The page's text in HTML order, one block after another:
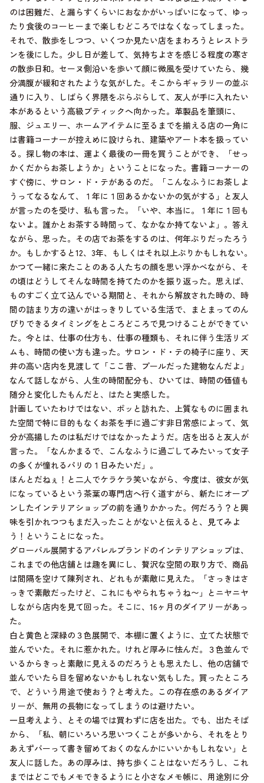
のは困難だ、と漏らすくらいにおなかがいっぱいになって、ゆっ
たり食後のコーヒーまで楽しむどころではなくなってしまった。
それで、散歩をしつつ、いくつか見たい店をまわろうとレストラ
ンを後にした。少し日が差して、気持ちよさを感じる程度の寒さ
の散歩日和。セーヌ側沿いを歩いて顔に微風を受けていたら、幾
分満腹が緩和されたような気がした。そこからギャラリーの並ぶ
通りに入り、しばらく界隈をぷらぷらして、友人が手に入れたい
本があるという高級ブティックへ向かった。革製品を筆頭に、
服、ジュエリー、ホームアイテムに至るまでを揃える店の一角に
は書籍コーナーが控えめに設けられ、建築やアート本を扱ってい
る。探し物の本は、運よく最後の一冊を買うことができ、「せっ
かくだからお茶しようか」ということになった。書籍コーナーの
すぐ傍に、サロン・ド・テがあるのだ。「こんなふうにお茶しよ
うってなるなんて、１年に１回あるかないかの気がする」と友人
が言ったのを受け、私も言った。「いや、本当に。１年に１回も
ないよ。誰かとお茶する時間って、なかなか持てないよ」。答え
ながら、思った。その店でお茶をするのは、何年ぶりだったろう
か。もしかすると12、3年、もしくはそれ以上ぶりかもしれない。
かつて一緒に来たことのある人たちの顔を思い浮かべながら、そ
の頃はどうしてそんな時間を持てたのかを振り返った。思えば、
ものすごく立て込んでいる期間と、それから解放された時の、時
間の詰まり方の違いがはっきりしている生活で、まとまってのん
びりできるタイミングをところどころで見つけることができてい
た。今とは、仕事の仕方も、仕事の種類も、それに伴う生活リズ
ムも、時間の使い方も違った。サロン・ド・テの椅子に座り、天
井の高い店内を見渡して「ここ昔、プールだった建物なんだよ」
なんて話しながら、人生の時間配分も、ひいては、時間の価値も
随分と変化したもんだと、はたと実感した。
計画していたわけではない、ポッと訪れた、上質なものに囲まれ
た空間で特に目的もなくお茶を手に過ごす非日常感によって、気
分が高揚したのは私だけではなかったようだ。店を出ると友人が
言った。「なんかまるで、こんなふうに過ごしてみたいって女子
の多くが憧れるパリの１日みたいだ」。
ほんとだねぇ！と二人でケラケラ笑いながら、今度は、彼女が気
になっているという茶葉の専門店へ行く道すがら、新たにオープ
ンしたインテリアショップの前を通りかかった。何だろう？と興
味を引かれつつもまだ入ったことがないと伝えると、見てみよ
う！ということになった。
グローバル展開するアパレルブランドのインテリアショップは、
これまでの他店舗とは趣を異にし、贅沢な空間の取り方で、商品
は間隔を空けて陳列され、どれもが素敵に見えた。「さっきはさ
っきで素敵だったけど、これにもやられちゃうね〜」とニヤニヤ
しながら店内を見て回った。そこに、16ヶ月のダイアリーがあっ
た。
白と黄色と深緑の３色展開で、本棚に置くように、立てた状態で
並んでいた。それに惹かれた。けれど厚みに怯んだ。３色並んで
いるからきっと素敵に見えるのだろうとも思えたし、他の店舗で
並んでいたら目を留めないかもしれない気もした。買ったところ
で、どういう用途で使おう？と考えた。この存在感のあるダイア
リーが、無用の長物になってしまうのは避けたい。
一旦考えよう、とその場では買わずに店を出た。でも、出たそば
から、「私、朝にいろいろ思いつくことが多いから、それをとり
あえずバーって書き留めておくのなんかにいいかもしれない」と
友人に話した。あの厚みは、持ち歩くことはないだろうし、これ
まではどこでもメモできるようにと小さなメモ帳に、用途別に分